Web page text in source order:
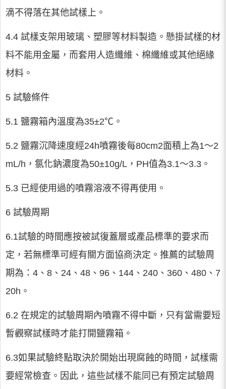
滴不得落在其他試樣上。
4.4 試樣支架用玻璃、塑膠等材料製造。懸掛試樣的材
料不能用金屬，而套用人造纖維、棉纖維或其他絕緣
材料。
5 試驗條件
5.1 鹽霧箱內溫度為35±2℃。
5.2 鹽霧沉降速度經24h噴霧後每80cm2面積上為1～2
mL/h，氯化鈉濃度為50±10g/L，PH值為3.1～3.3。
5.3 已經使用過的噴霧溶液不得再使用。
6 試驗周期
6.1試驗的時間應按被試復蓋層或產品標準的要求而
定，若無標準可經有關方面協商決定。推薦的試驗周
期為：4、8、24、48、96、144、240、360、480、7
20h。
6.2 在規定的試驗周期內噴霧不得中斷，只有當需要短
暫觀察試樣時才能打開鹽霧箱。
6.3如果試驗終點取決於開始出現腐蝕的時間，試樣需
要經常檢查。因此，這些試樣不能同已有預定試驗周